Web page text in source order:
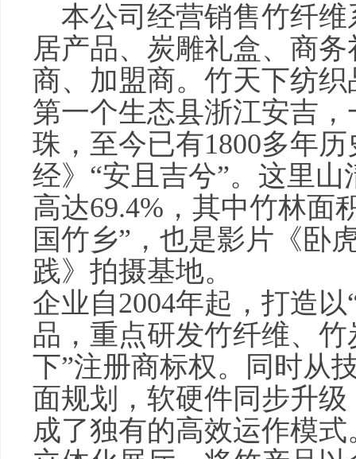
本公司经营销售竹纤维
居产品、炭雕礼盒、商
商、加盟商。竹天下纺
第一个生态县浙江安吉
珠，至今已有1800多年
经》“安且吉兮”。这里
高达69.4%，其中竹林面
国竹乡”，也是影片《卧
践》拍摄基地。
企业自2004年起，打造
品，重点研发竹纤维、
下”注册商标权。同时从
面规划，软硬件同步升
成了独有的高效运作模